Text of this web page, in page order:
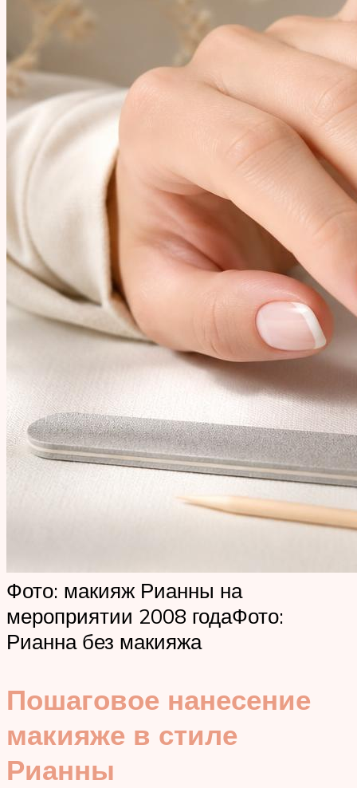
Фото: макияж Рианны на
мероприятии 2008 годаФото:
Рианна без макияжа
Пошаговое нанесение
макияже в стиле
Рианны